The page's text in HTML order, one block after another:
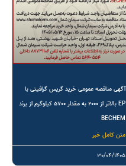
آگهی مناقصه عمومی خرید گریس گرافیتی با
EP بالاتر از ۲۰۰۰ به مقدار ۵۷۰۰ کیلوگرم از برند
BECHEM
متن کامل خبر
۳۰/۰۴/۱۴۰۵